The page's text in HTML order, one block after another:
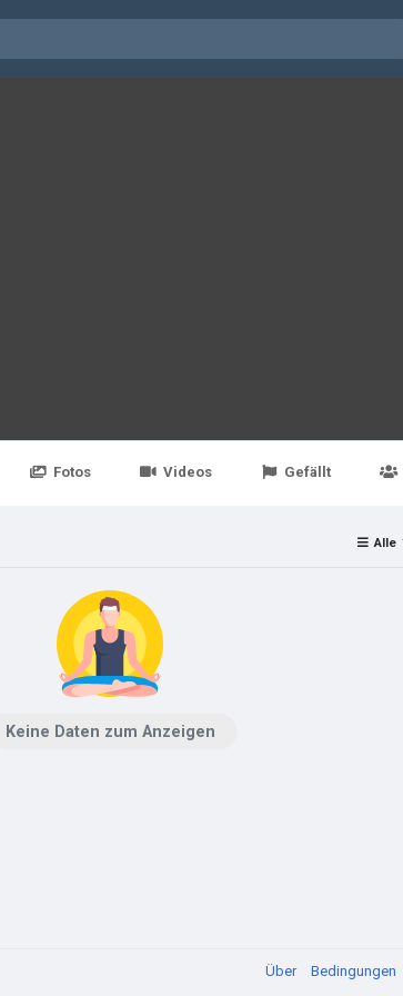
Fotos Videos Gefällt
Alle
Keine Daten zum Anzeigen
Über Bedingungen